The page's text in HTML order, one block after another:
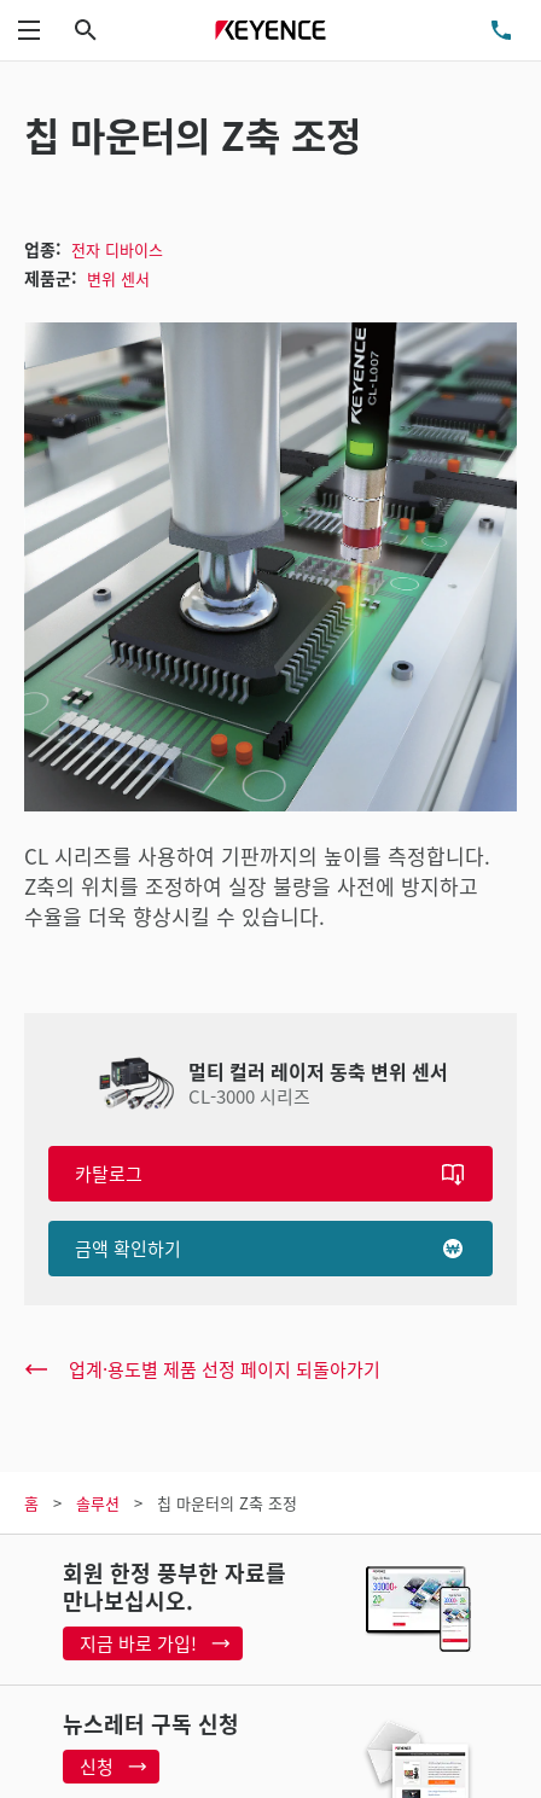
메뉴
칩 마운터의 Z축 조정
업종: 전자 디바이스
제품군: 변위 센서
CL 시리즈를 사용하여 기판까지의 높이를 측정합니다.
Z축의 위치를 조정하여 실장 불량을 사전에 방지하고
수율을 더욱 향상시킬 수 있습니다.
멀티 컬러 레이저 동축 변위 센서
CL-3000 시리즈
카탈로그
금액 확인하기
업계·용도별 제품 선정 페이지 되돌아가기
홈 솔루션 칩 마운터의 Z축 조정
회원 한정 풍부한 자료를
만나보십시오.
지금 바로 가입!
뉴스레터 구독 신청
신청